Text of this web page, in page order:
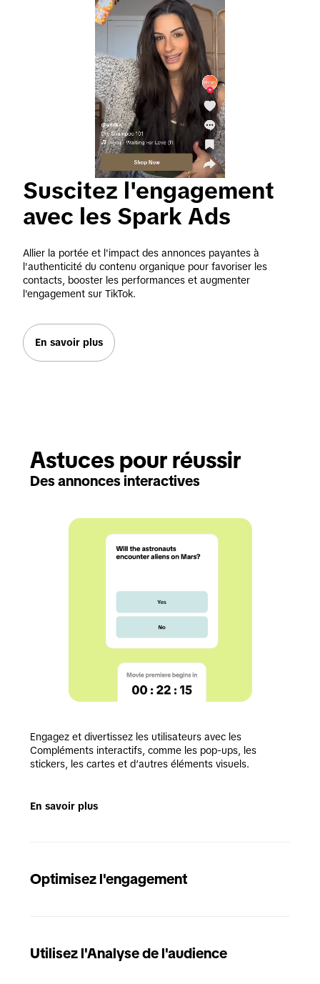
Suscitez l'engagement
avec les Spark Ads
Allier la portée et l'impact des annonces payantes à
l'authenticité du contenu organique pour favoriser les
contacts, booster les performances et augmenter
l'engagement sur TikTok.
En savoir plus
Astuces pour réussir
Des annonces interactives
Engagez et divertissez les utilisateurs avec les
Compléments interactifs, comme les pop-ups, les
stickers, les cartes et d’autres éléments visuels.
En savoir plus
Optimisez l'engagement
Utilisez l'Analyse de l'audience